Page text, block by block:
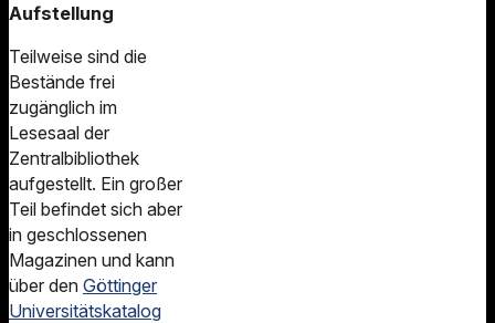
Aufstellung
Teilweise sind die
Bestände frei
zugänglich im
Lesesaal der
Zentralbibliothek
aufgestellt. Ein großer
Teil befindet sich aber
in geschlossenen
Magazinen und kann
über den Göttinger
Universitätskatalog